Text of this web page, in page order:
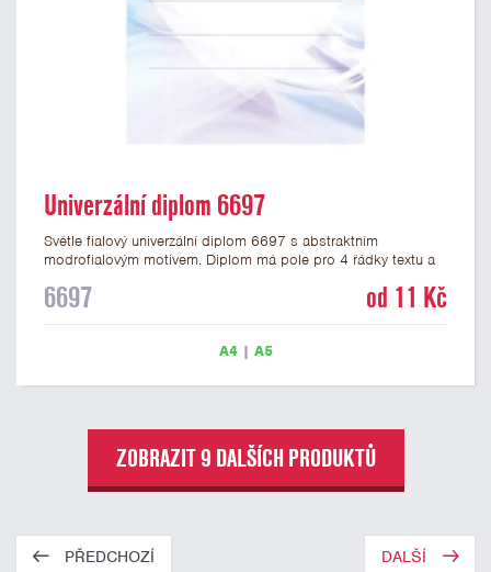
Univerzální diplom 6697
Světle fialový univerzální diplom 6697 s abstraktním
modrofialovým motivem. Diplom má pole pro 4 řádky textu a
ve formátu A4 a A5. Papírový diplom s univerzálním
6697 od 11 Kč
A4| A5
ZOBRAZIT 9 DALŠÍCH PRODUKTŮ
PŘEDCHOZÍ DALŠÍ